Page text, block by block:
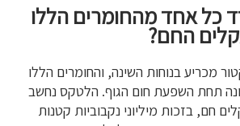
כל אחד מהחומרים הללו
החם?
מכריע בנוחות השינה, והחומרים הללו
תחת השפעת חום הגוף. הלטקס נחשב
חם, בזכות מיליוני נקבוביות קטנות